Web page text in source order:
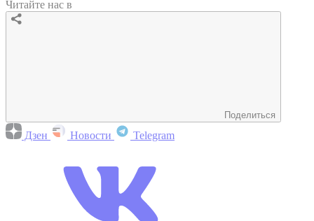
Читайте нас в
Поделиться
Дзен Новости Telegram